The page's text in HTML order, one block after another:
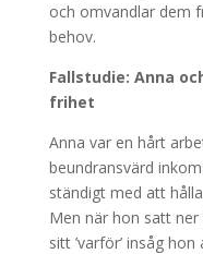
och omvandlar dem
behov.
Fallstudie: Anna
frihet
Anna var en hårt
beundransvärd
ständigt med att
Men när hon satt
sitt ’varför’ insåg